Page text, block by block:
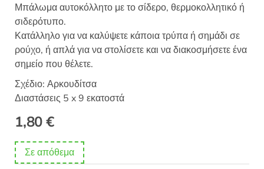
Μπάλωμα αυτοκόλλητο με το σίδερο, θερμοκολλητικό ή
σιδερότυπο.
Κατάλληλο για να καλύψετε κάποια τρύπα ή σημάδι σε
ρούχο, ή απλά για να στολίσετε και να διακοσμήσετε ένα
σημείο που θέλετε.
Σχέδιο: Αρκουδίτσα
Διαστάσεις 5 x 9 εκατοστά
1,80€
Σε απόθεμα